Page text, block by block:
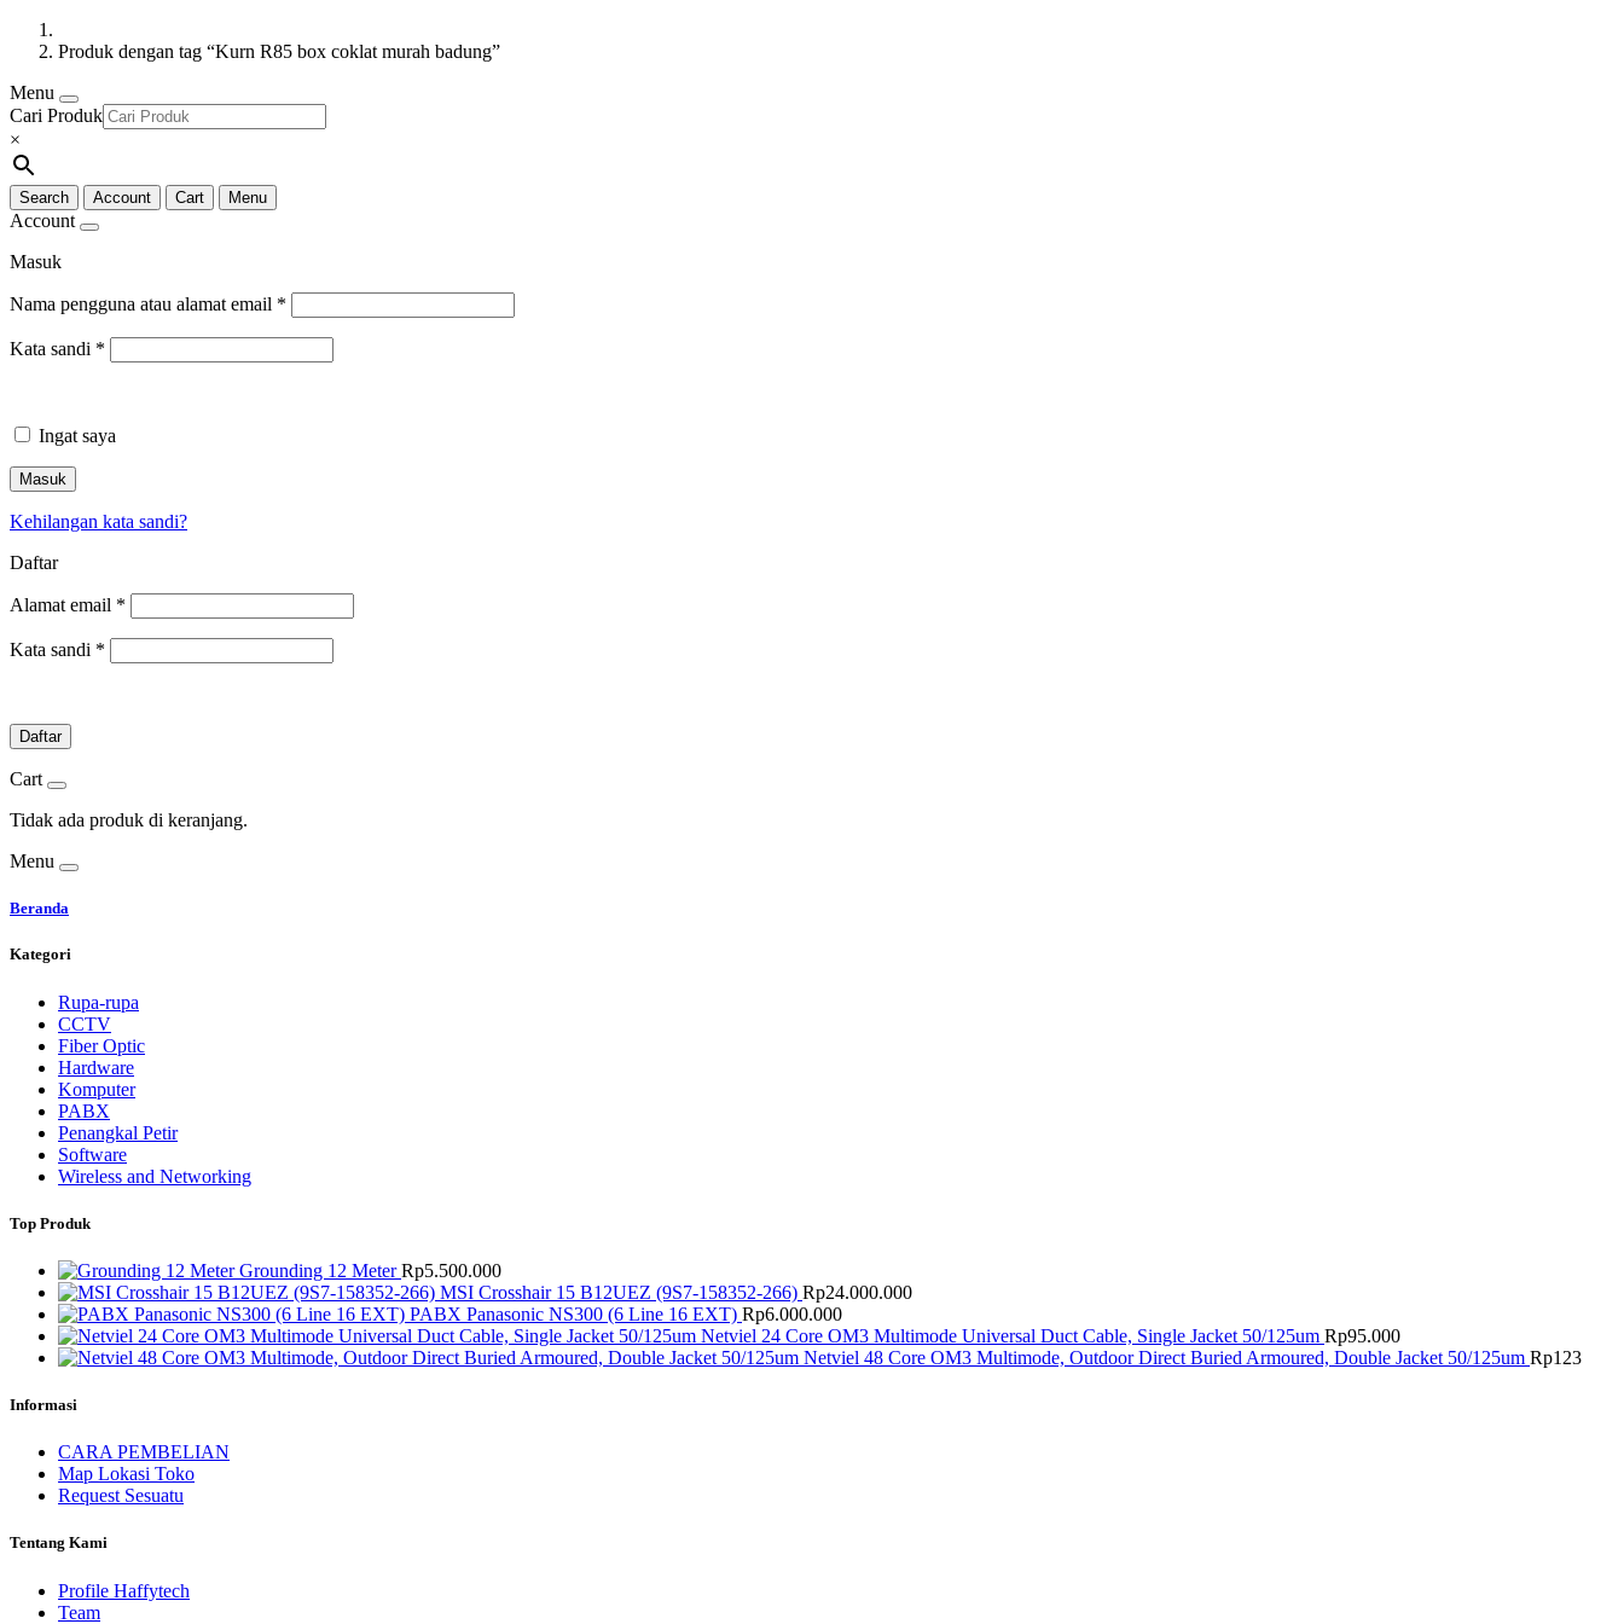
Produk dengan tag “Kurn R85 box coklat murah badung”
Menu
Cari Produk
×
Search Account Cart Menu
Account
Masuk
Nama pengguna atau alamat email *
Kata sandi *
Ingat saya
Masuk
Kehilangan kata sandi?
Daftar
Alamat email *
Kata sandi *
Daftar
Cart
Tidak ada produk di keranjang.
Menu
Beranda
Kategori
Rupa-rupa
CCTV
Fiber Optic
Hardware
Komputer
PABX
Penangkal Petir
Software
Wireless and Networking
Top Produk
Grounding 12 Meter Rp5.500.000
MSI Crosshair 15 B12UEZ (9S7-158352-266) Rp24.000.000
PABX Panasonic NS300 (6 Line 16 EXT) Rp6.000.000
Netviel 24 Core OM3 Multimode Universal Duct Cable, Single Jacket 50/125um Rp95.000
Netviel 48 Core OM3 Multimode, Outdoor Direct Buried Armoured, Double Jacket 50/125um Rp123
Informasi
CARA PEMBELIAN
Map Lokasi Toko
Request Sesuatu
Tentang Kami
Profile Haffytech
Team